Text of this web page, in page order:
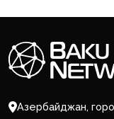
Азербайджан,